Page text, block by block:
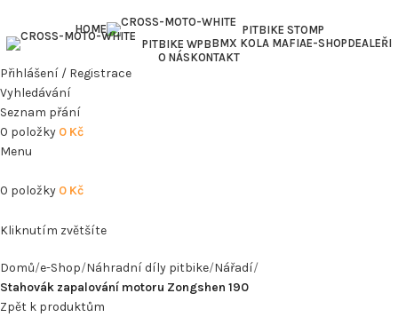
HOME
PITBIKE STOMP
PITBIKE WPBBMX KOLA MAFIAE-SHOPDEALEŘI
O NÁSKONTAKT
Přihlášení / Registrace
Vyhledávání
Seznam přání
0 položky 0 Kč
Menu
0 položky 0 Kč
Kliknutím zvětšíte
Domů e-Shop Náhradní díly pitbike Nářadí
Stahovák zapalování motoru Zongshen 190
Zpět k produktům